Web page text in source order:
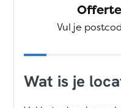
Vul je